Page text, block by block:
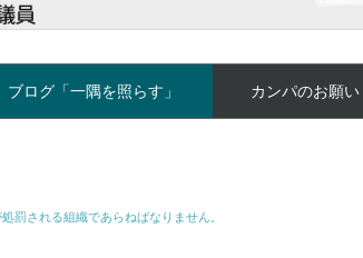
ブログ「一隅を照らす」 カンパのお願い
罰される組織であらねばなりません。